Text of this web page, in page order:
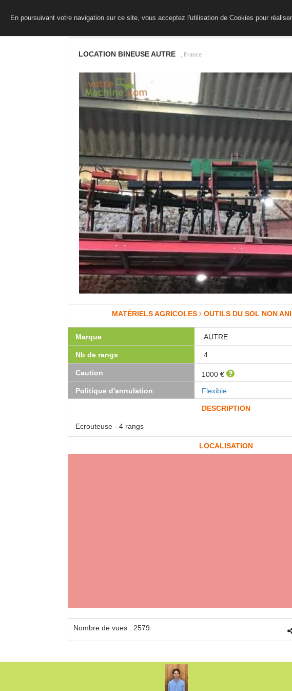
En poursuivant votre navigation sur ce site, vous acceptez l'utilisation de Cookies pour
LOCATION BINEUSE AUTRE , France
MATÉRIELS AGRICOLES OUTILS DU SOL NON
Marque AUTRE
Nb de rangs 4
Caution
1000 €
Politique d'annulation
Flexible
DESCRIPTION
Ecrouteuse - 4 rangs
LOCALISATION
Nombre de vues : 2579